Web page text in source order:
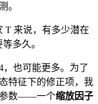
。
T 来说，有多少潜在
多久。
，也可能更多。为了
特征下的修正项，我
参数——一个缩放因子